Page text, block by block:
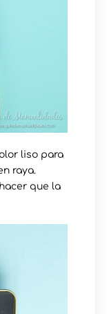
liso para
raya.
que la